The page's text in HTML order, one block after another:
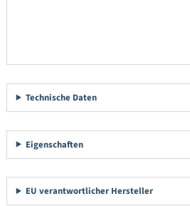
Technische Daten
Eigenschaften
EU verantwortlicher Hersteller